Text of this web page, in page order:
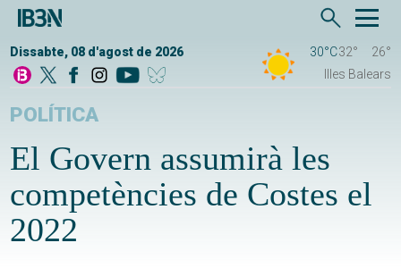
Dissabte, 08 d'agost de 2026 30°C32°
26°
Illes Balears
POLÍTICA
El Govern assumirà les
competències de Costes el
2022